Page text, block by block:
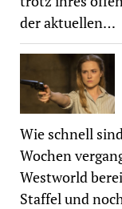
der aktuellen…
Wie schnell
Wochen
Westworld
Staffel und